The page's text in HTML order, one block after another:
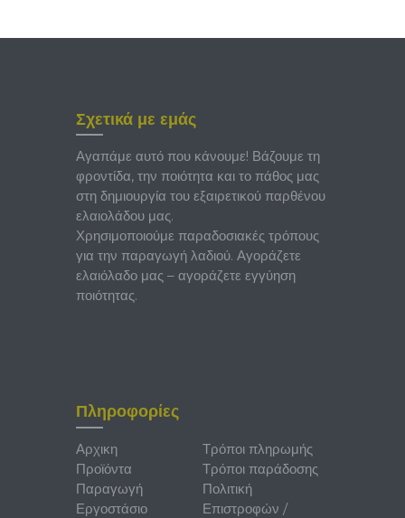
Σχετικά με εμάς
Αγαπάμε αυτό που κάνουμε! Βάζουμε τη
φροντίδα, την ποιότητα και το πάθος μας
στη δημιουργία του εξαιρετικού παρθένου
ελαιολάδου μας.
Χρησιμοποιούμε παραδοσιακές τρόπους
για την παραγωγή λαδιού. Αγοράζετε
ελαιόλαδο μας – αγοράζετε εγγύηση
ποιότητας.
Πληροφορίες
Αρχικη
Προϊόντα
Παραγωγή
Εργοστάσιο
Τρόποι πληρωμής
Τρόποι παράδοσης
Πολιτική
Επιστροφών /